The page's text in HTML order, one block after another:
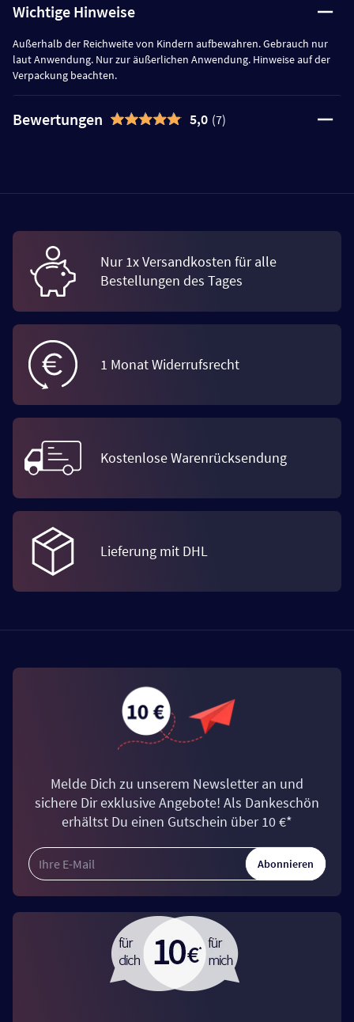
Wichtige Hinweise
Außerhalb der Reichweite von Kindern aufbewahren. Gebrauch nur
laut Anwendung. Nur zur äußerlichen Anwendung. Hinweise auf der
Verpackung beachten.
Bewertungen 5,0 (7)
Nur 1x Versandkosten für alle
Bestellungen des Tages
1 Monat Widerrufsrecht
Kostenlose Warenrücksendung
Lieferung mit DHL
Melde Dich zu unserem Newsletter an und
sichere Dir exklusive Angebote! Als Dankeschön
erhältst Du einen Gutschein über 10 €*
Abonnieren